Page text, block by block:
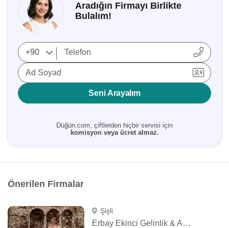
Aradığın Firmayı Birlikte
Bulalım!
Ad Soyad
Seni Arayalım
Düğün.com, çiftlerden hiçbir servisi için
komisyon veya ücret almaz.
Önerilen Firmalar
Şişli
Erbay Ekinci Gelinlik & Abiye